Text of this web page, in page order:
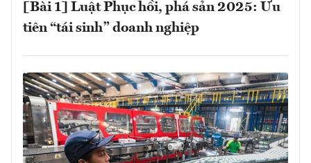
[Bài 1] Luật Phục hồi, phá sản 2025: Ưu
tiên “tái sinh” doanh nghiệp